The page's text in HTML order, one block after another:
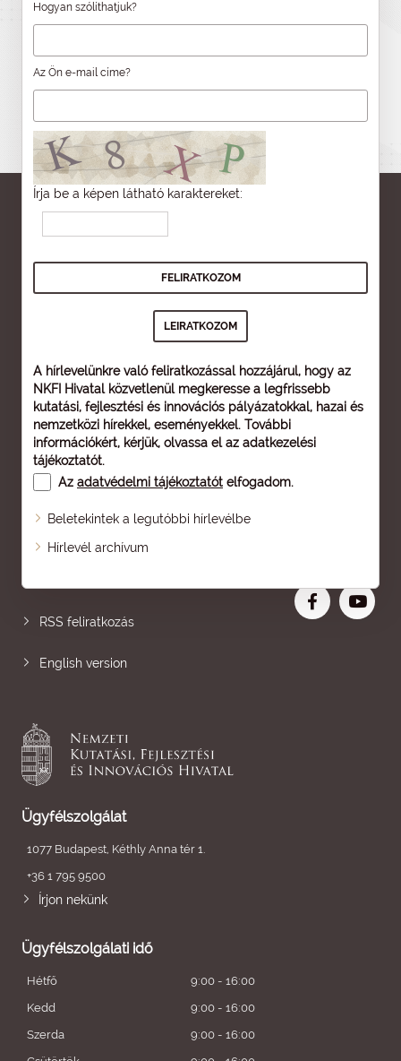
Hogyan szólíthatjuk?
Az Ön e-mail címe?
Írja be a képen látható karaktereket:
A hírlevelünkre való feliratkozással hozzájárul, hogy az
NKFI Hivatal közvetlenül megkeresse a legfrissebb
kutatási, fejlesztési és innovációs pályázatokkal, hazai és
nemzetközi hírekkel, eseményekkel. További
információkért, kérjük, olvassa el az adatkezelési
tájékoztatót.
Az adatvédelmi tájékoztatót elfogadom.
Beletekintek a legutóbbi hírlevélbe
Hírlevél archívum
Oldaltérkép
RSS feliratkozás
English version
Ügyfélszolgálat
1077 Budapest, Kéthly Anna tér 1.
+36 1 795 9500
Írjon nekünk
Ügyfélszolgálati idő
Hétfő
9:00 - 16:00
Kedd
9:00 - 16:00
Szerda
9:00 - 16:00